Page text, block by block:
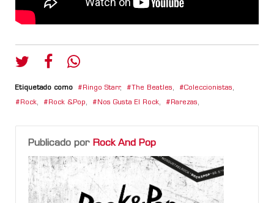
Etiquetado como Ringo Starr, The Beatles, Coleccionistas,
Rock, Rock &Pop, Nos Gusta El Rock, Rarezas,
Publicado por Rock And Pop